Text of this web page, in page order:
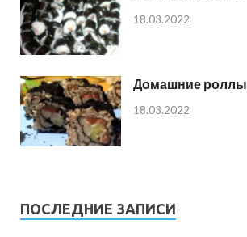
18.03.2022
Домашние роллы
18.03.2022
ПОСЛЕДНИЕ ЗАПИСИ